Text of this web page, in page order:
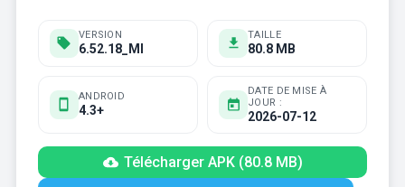
VERSION
6.52.18_MI
TAILLE
80.8 MB
ANDROID
4.3+
DATE DE MISE À
JOUR :
2026-07-12
Télécharger APK (80.8 MB)